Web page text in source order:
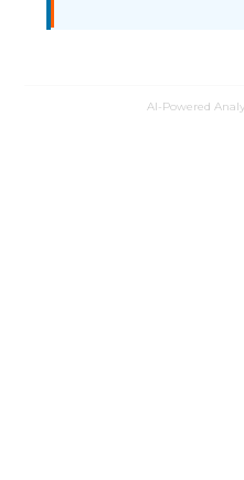
AI-Powered